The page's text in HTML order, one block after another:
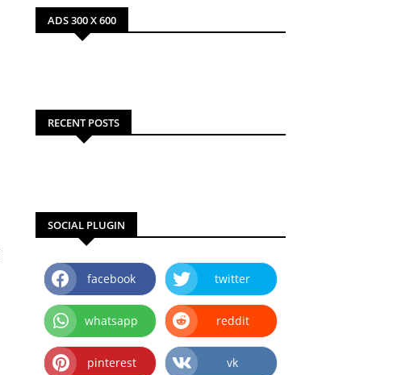
ADS 300 X 600
RECENT POSTS
SOCIAL PLUGIN
facebook twitter
whatsapp reddit
pinterest vk